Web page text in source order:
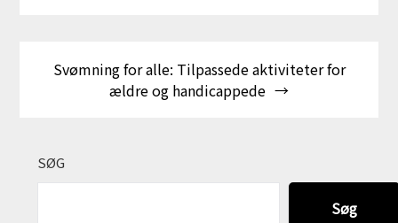
Svømning for alle: Tilpassede aktiviteter for
ældre og handicappede
SØG
Søg